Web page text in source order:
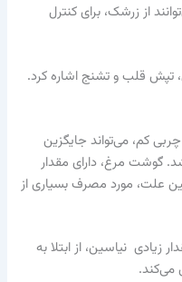
از زرشک، برای کنترل
تپش قلب و تشنج اشاره کرد.
کم، می‌تواند جایگزین
گوشت مرغ، دارای مقدار
علت، مورد مصرف بسیاری از
نیاسین، از ابتلا به
می‌کند.